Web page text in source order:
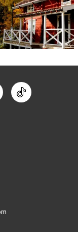
Youtube
Kontakt: Tik